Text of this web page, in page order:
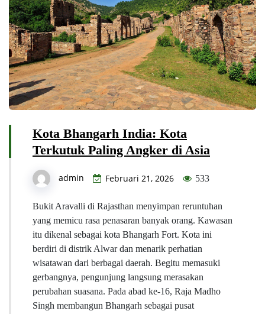
Kota Bhangarh India: Kota
Terkutuk Paling Angker di Asia
admin Februari 21, 2026 533
Bukit Aravalli di Rajasthan menyimpan reruntuhan
yang memicu rasa penasaran banyak orang. Kawasan
itu dikenal sebagai kota Bhangarh Fort. Kota ini
berdiri di distrik Alwar dan menarik perhatian
wisatawan dari berbagai daerah. Begitu memasuki
gerbangnya, pengunjung langsung merasakan
perubahan suasana. Pada abad ke-16, Raja Madho
Singh membangun Bhangarh sebagai pusat